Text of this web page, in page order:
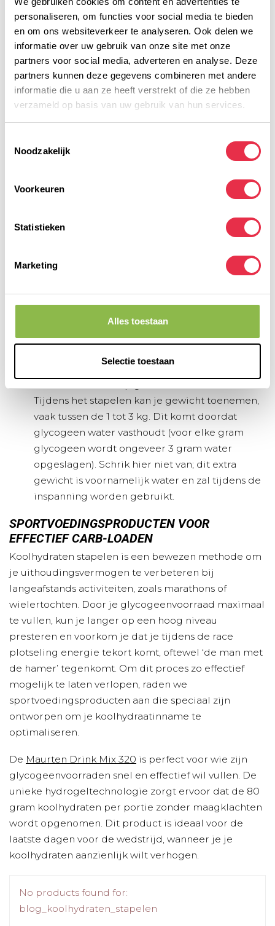
personaliseren, om functies voor social media te bieden
en om ons websiteverkeer te analyseren. Ook delen we
informatie over uw gebruik van onze site met onze
partners voor social media, adverteren en analyse. Deze
partners kunnen deze gegevens combineren met andere
informatie die u aan ze heeft verstrekt of die ze hebben
verzameld op basis van uw gebruik van hun services.
Noodzakelijk
Voorkeuren
Statistieken
Marketing
Alles toestaan
Selectie toestaan
met honing of een kleine portie pasta met een
eenvoudige tomatensaus. Drink een laatste glas
water 30 minuten voor de start om goed
gehydrateerd te blijven.
TIPS VOOR KOOLHYDRATEN STAPELEN
Minimaliseer maagklachten
Het kiezen van licht verteerbare
vezels en vetten helpt maagklachten te
voorkomen. Drink ook voldoende vocht om
overmatig water drinken om het risico op
bloed) te beperken.
sportvoeding zoals
gemakkelijk en snel verteerbare koolhydraten
te leveren. Deze kunnen nuttig zijn tijdens de
laatste uren voor de wedstrijd en tijdens de
Tijdens het stapelen kan je gewicht toenemen,
vaak tussen de 1 tot 3 kg. Dit komt doordat
glycogeen water vasthoudt (voor elke gram
glycogeen wordt ongeveer 3 gram water
opgeslagen). Schrik hier niet van; dit extra
gewicht is voornamelijk water en zal tijdens de
inspanning worden gebruikt.
SPORTVOEDINGSPRODUCTEN VOOR
EFFECTIEF CARB-LOADEN
Koolhydraten stapelen is een bewezen methode om
je uithoudingsvermogen te verbeteren bij
langeafstands activiteiten, zoals marathons of
wielertochten. Door je glycogeenvoorraad maximaal
te vullen, kun je langer op een hoog niveau
presteren en voorkom je dat je tijdens de race
plotseling energie tekort komt, oftewel ‘de man met
de hamer’ tegenkomt. Om dit proces zo effectief
mogelijk te laten verlopen, raden we
sportvoedingsproducten aan die speciaal zijn
ontworpen om je koolhydraatinname te
optimaliseren.
De Maurten Drink Mix 320 is perfect voor wie zijn
glycogeenvoorraden snel en effectief wil vullen. De
unieke hydrogeltechnologie zorgt ervoor dat de 80
gram koolhydraten per portie zonder maagklachten
wordt opgenomen. Dit product is ideaal voor de
laatste dagen voor de wedstrijd, wanneer je je
koolhydraten aanzienlijk wilt verhogen.
No products found for:
blog_koolhydraten_stapelen